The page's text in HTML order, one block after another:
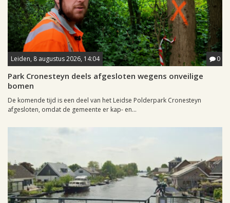
Leiden, 8 augustus 2026, 14:04 0
Park Cronesteyn deels afgesloten wegens onveilige
bomen
De komende tijd is een deel van het Leidse Polderpark Cronesteyn
afgesloten, omdat de gemeente er kap- en...